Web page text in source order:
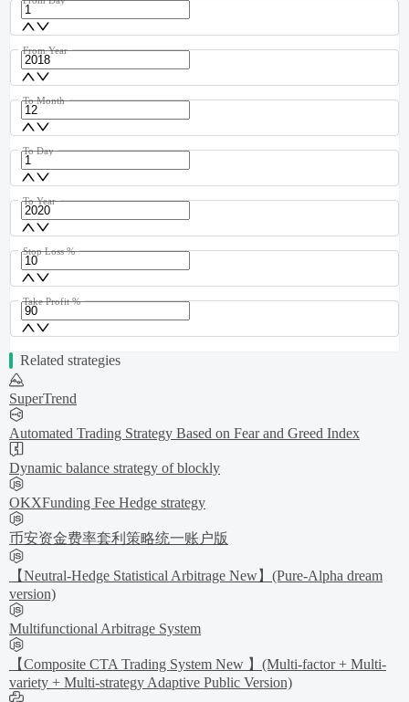
From Year
To Month
To Day
To Year
Stop Loss %
Take Profit %
Related strategies
SuperTrend
Automated Trading Strategy Based on Fear and Greed Index
Dynamic balance strategy of blockly
OKXFunding Fee Hedge strategy
币安资金费率套利策略统一账户版
【Neutral-Hedge Statistical Arbitrage New】(Pure-Alpha dream
version)
Multifunctional Arbitrage System
【Composite CTA Trading System New 】(Multi-factor + Multi-
variety + Multi-strategy Adaptive Public Version)